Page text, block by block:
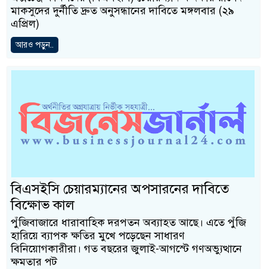
মাকসুদের দুর্নীতি দ্রুত অনুসন্ধানের দাবিতে মঙ্গলবার (২৯
এপ্রিল)
আরও পড়ুন..
বিএসইসি চেয়ারম্যানের অপসারনের দাবিতে
বিক্ষোভ কাল
পুঁজিবাজারে ধারাবাহিক দরপতন অব্যাহত আছে। এতে পুঁজি
হারিয়ে ব্যাপক ক্ষতির মুখে পড়েছেন সাধারণ
বিনিয়োগকারীরা। গত বছরের জুলাই-আগস্টে গণঅভ্যুত্থানে
ক্ষমতার পট